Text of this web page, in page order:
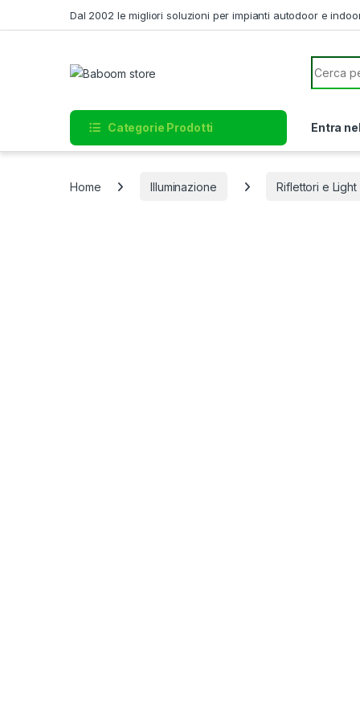
Dal 2002 le migliori soluzioni per impianti autodoor e
Search
Categorie Prodotti Entra
Home Illuminazione Riflettori e Light